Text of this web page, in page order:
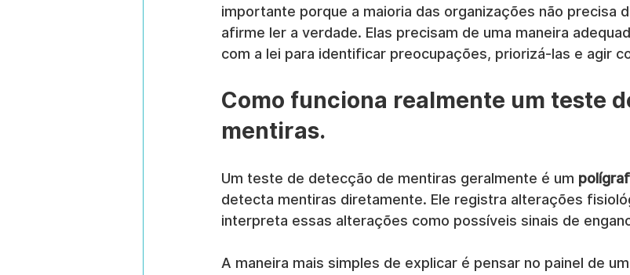
importante porque a maioria das organizações não precisa
afirme ler a verdade. Elas precisam de uma maneira
com a lei para identificar preocupações, priorizá-las e agir
Como funciona realmente um teste
mentiras.
Um teste de detecção de mentiras geralmente é um
detecta mentiras diretamente. Ele registra alterações
interpreta essas alterações como possíveis sinais de
A maneira mais simples de explicar é pensar no painel de